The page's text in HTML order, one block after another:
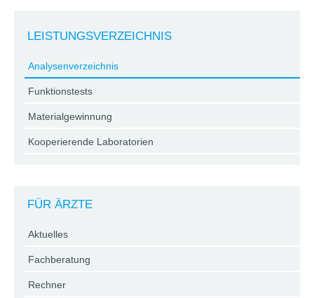
LEISTUNGSVERZEICHNIS
Analysenverzeichnis
Funktionstests
Materialgewinnung
Kooperierende Laboratorien
FÜR ÄRZTE
Aktuelles
Fachberatung
Rechner